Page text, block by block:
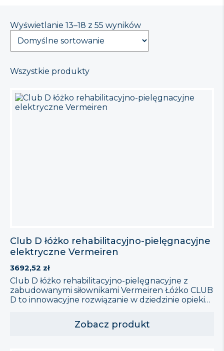
Wyświetlanie 13–18 z 55 wyników
Wszystkie produkty
Club D łóżko rehabilitacyjno-pielęgnacyjne
elektryczne Vermeiren
3692,52 zł
Club D łóżko rehabilitacyjno-pielęgnacyjne z
zabudowanymi siłownikami Vermeiren Łóżko CLUB
D to innowacyjne rozwiązanie w dziedzinie opieki
pacjentów oraz ich opiekunów. Łóżko łączy w sobie
komfort, łatwość użytkowania oraz
Zobacz produkt